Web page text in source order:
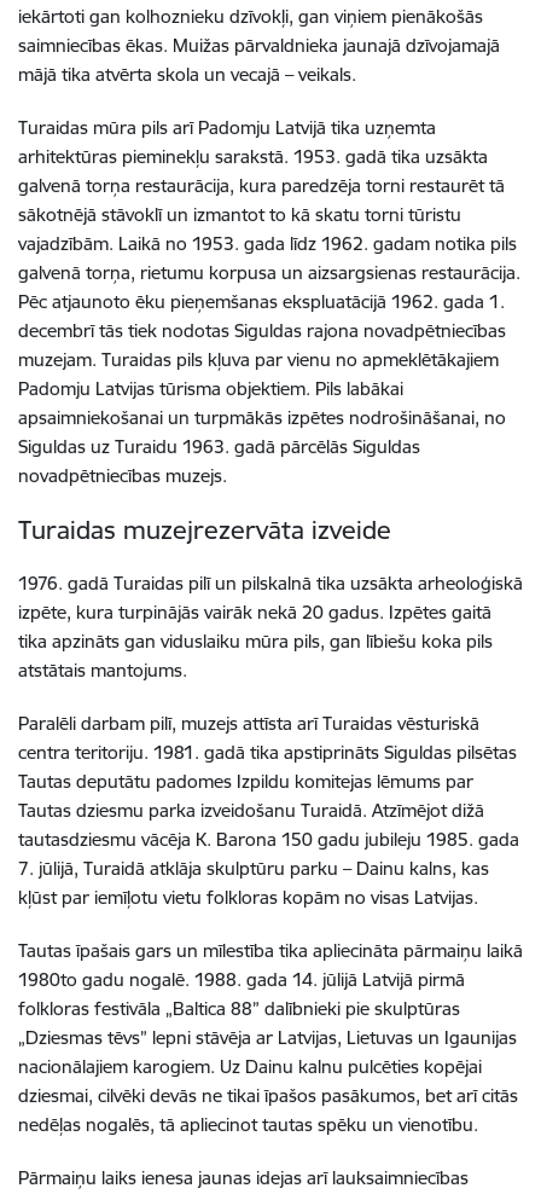
iekārtoti gan kolhoznieku dzīvokļi, gan viņiem pienākošās
saimniecības ēkas. Muižas pārvaldnieka jaunajā dzīvojamajā
mājā tika atvērta skola un vecajā – veikals.
Turaidas mūra pils arī Padomju Latvijā tika uzņemta
arhitektūras pieminekļu sarakstā. 1953. gadā tika uzsākta
galvenā torņa restaurācija, kura paredzēja torni restaurēt tā
sākotnējā stāvoklī un izmantot to kā skatu torni tūristu
vajadzībām. Laikā no 1953. gada līdz 1962. gadam notika pils
galvenā torņa, rietumu korpusa un aizsargsienas restaurācija.
Pēc atjaunoto ēku pieņemšanas ekspluatācijā 1962. gada 1.
decembrī tās tiek nodotas Siguldas rajona novadpētniecības
muzejam. Turaidas pils kļuva par vienu no apmeklētākajiem
Padomju Latvijas tūrisma objektiem. Pils labākai
apsaimniekošanai un turpmākās izpētes nodrošināšanai, no
Siguldas uz Turaidu 1963. gadā pārcēlās Siguldas
novadpētniecības muzejs.
Turaidas muzejrezervāta izveide
1976. gadā Turaidas pilī un pilskalnā tika uzsākta arheoloģiskā
izpēte, kura turpinājās vairāk nekā 20 gadus. Izpētes gaitā
tika apzināts gan viduslaiku mūra pils, gan lībiešu koka pils
atstātais mantojums.
Paralēli darbam pilī, muzejs attīsta arī Turaidas vēsturiskā
centra teritoriju. 1981. gadā tika apstiprināts Siguldas pilsētas
Tautas deputātu padomes Izpildu komitejas lēmums par
Tautas dziesmu parka izveidošanu Turaidā. Atzīmējot dižā
tautasdziesmu vācēja K. Barona 150 gadu jubileju 1985. gada
7. jūlijā, Turaidā atklāja skulptūru parku – Dainu kalns, kas
kļūst par iemīļotu vietu folkloras kopām no visas Latvijas.
Tautas īpašais gars un mīlestība tika apliecināta pārmaiņu laikā
1980to gadu nogalē. 1988. gada 14. jūlijā Latvijā pirmā
folkloras festivāla „Baltica 88” dalībnieki pie skulptūras
„Dziesmas tēvs” lepni stāvēja ar Latvijas, Lietuvas un Igaunijas
nacionālajiem karogiem. Uz Dainu kalnu pulcēties kopējai
dziesmai, cilvēki devās ne tikai īpašos pasākumos, bet arī citās
nedēļas nogalēs, tā apliecinot tautas spēku un vienotību.
Pārmaiņu laiks ienesa jaunas idejas arī lauksaimniecības